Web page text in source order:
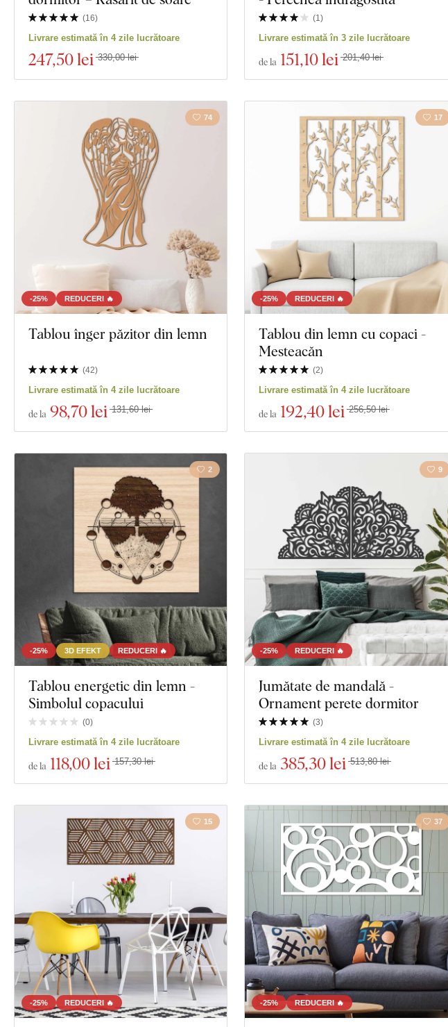
Adâncime
Spiritualitate
Vizualizare 514 produse
(16)
Livrare estimată în 4 zile lucrătoare
247,50 lei 330,00 lei
(1)
Livrare estimată în 3 zile lucrătoare
de la 151,10 lei 201,40 lei
-25% REDUCERI 🔥
74
Tablou înger păzitor din lemn
(42)
Livrare estimată în 4 zile lucrătoare
de la 98,70 lei 131,60 lei
-25% REDUCERI 🔥
17
Tablou din lemn cu copaci -
Mesteacăn
(2)
Livrare estimată în 4 zile lucrătoare
de la 192,40 lei 256,50 lei
-25% 3D EFEKT REDUCERI 🔥
2
Tablou energetic din lemn -
Simbolul copacului
(0)
Livrare estimată în 4 zile lucrătoare
de la 118,00 lei 157,30 lei
-25% REDUCERI 🔥
9
Jumătate de mandală -
Ornament perete dormitor
(3)
Livrare estimată în 4 zile lucrătoare
de la 385,30 lei 513,80 lei
-25% REDUCERI 🔥
15
-25% REDUCERI 🔥
37